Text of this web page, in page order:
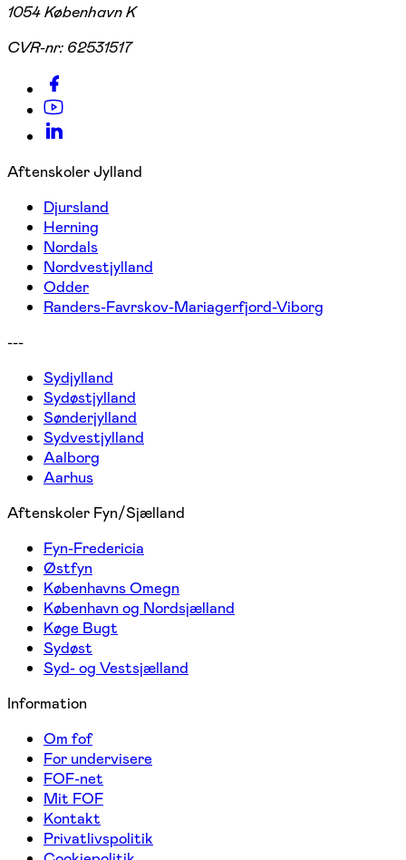
1054 København K
CVR-nr: 62531517
Aftenskoler Jylland
Djursland
Herning
Nordals
Nordvestjylland
Odder
Randers-Favrskov-Mariagerfjord-Viborg
---
Sydjylland
Sydøstjylland
Sønderjylland
Sydvestjylland
Aalborg
Aarhus
Aftenskoler Fyn/Sjælland
Fyn-Fredericia
Østfyn
Københavns Omegn
København og Nordsjælland
Køge Bugt
Sydøst
Syd- og Vestsjælland
Information
Om fof
For undervisere
FOF-net
Mit FOF
Kontakt
Privatlivspolitik